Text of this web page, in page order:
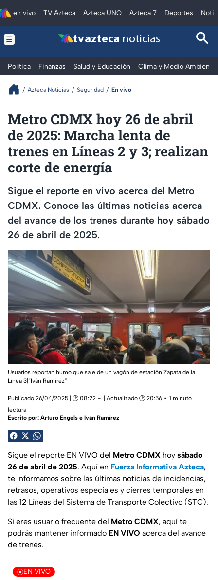
en vivo TV Azteca Azteca UNO Azteca 7 Deportes
tv azteca noticias
Política Finanzas Salud y Educación Clima y Medio Ambiente
Azteca Noticias Seguridad En vivo
Metro CDMX hoy 26 de abril
de 2025: Marcha lenta de
trenes en Líneas 2 y 3; realizan
corte de energía
Sigue el reporte en vivo acerca del Metro
CDMX. Conoce las últimas noticias acerca
del avance de los trenes durante hoy sábado
26 de abril de 2025.
Usuarios reportan humo que sale de un vagón de estación Zapata de la
Línea 3|“Iván Ramírez”
Publicado 26/04/2025 | 🕑 08:22 | Actualizado 🕑 20:56
1 minuto
lectura
Escrito por: Arturo Engels e Iván Ramírez
Sigue el reporte EN VIVO del Metro CDMX hoy sábado
26 de abril de 2025. Aquí en Fuerza Informativa Azteca,
te informamos sobre las últimas noticias de incidencias,
retrasos, operativos especiales y cierres temporales en
las 12 Líneas del Sistema de Transporte Colectivo (STC).
Si eres usuario frecuente del Metro CDMX, aquí te
podrás mantener informado EN VIVO acerca del avance
de trenes.
EN VIVO